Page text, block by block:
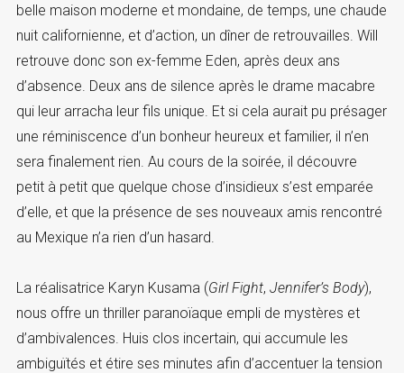
belle maison moderne et mondaine, de temps, une chaude
nuit californienne, et d’action, un dîner de retrouvailles. Will
retrouve donc son ex-femme Eden, après deux ans
d’absence. Deux ans de silence après le drame macabre
qui leur arracha leur fils unique. Et si cela aurait pu présager
une réminiscence d’un bonheur heureux et familier, il n’en
sera finalement rien. Au cours de la soirée, il découvre
petit à petit que quelque chose d’insidieux s’est emparée
d’elle, et que la présence de ses nouveaux amis rencontré
au Mexique n’a rien d’un hasard.
La réalisatrice Karyn Kusama (Girl Fight, Jennifer’s Body),
nous offre un thriller paranoïaque empli de mystères et
d’ambivalences. Huis clos incertain, qui accumule les
ambiguïtés et étire ses minutes afin d’accentuer la tension